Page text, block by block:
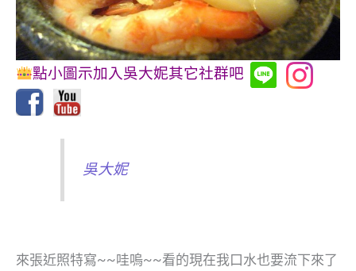
點小圖示加入吳大妮其它社群吧
吳大妮
來張近照特寫~~哇嗚~~看的現在我口水也要流下來了